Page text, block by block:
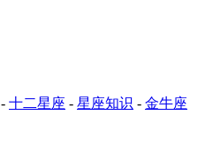
- 十二星座 - 星座知识 - 金牛座